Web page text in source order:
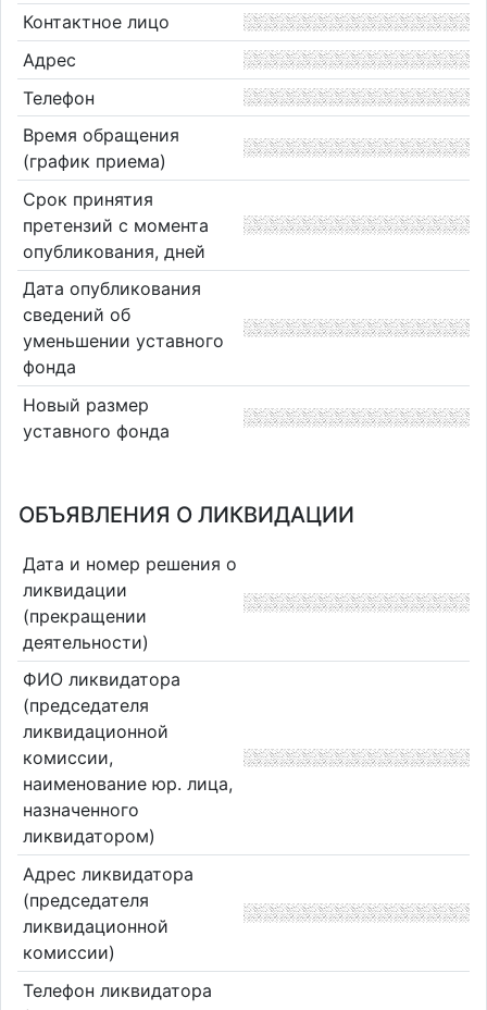
Контактное лицо
Адрес
Телефон
Время обращения
(график приема)
Срок принятия
претензий с момента
опубликования, дней
Дата опубликования
сведений об
уменьшении уставного
фонда
Новый размер
уставного фонда
ОБЪЯВЛЕНИЯ О ЛИКВИДАЦИИ
Дата и номер решения о
ликвидации
(прекращении
деятельности)
ФИО ликвидатора
(председателя
ликвидационной
комиссии,
наименование юр. лица,
назначенного
ликвидатором)
Адрес ликвидатора
(председателя
ликвидационной
комиссии)
Телефон ликвидатора